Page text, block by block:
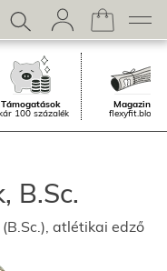
Támogatások
100 százalék
Magazin.
flexyfit.blog
B.Sc.
atlétikai edző